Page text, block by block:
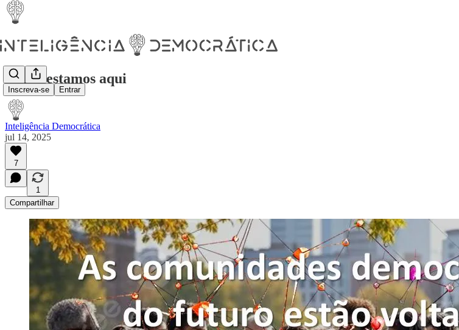
Inscreva-se Entrar
Ainda estamos aqui
Inteligência Democrática
jul 14, 2025
7
1
Compartilhar